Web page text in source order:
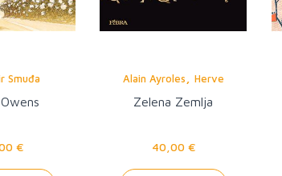
Smuđa
€
Alain Ayroles
Herve
Tanquerelle
Zelena Zemlja
40,00 €